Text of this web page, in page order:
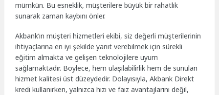
mümkün. Bu esneklik, müşterilere büyük bir rahatlık
sunarak zaman kaybını önler.
Akbank’ın müşteri hizmetleri ekibi, siz değerli müşterilerinin
ihtiyaçlarına en iyi şekilde yanıt verebilmek için sürekli
eğitim almakta ve gelişen teknolojilere uyum
sağlamaktadır. Böylece, hem ulaşılabilirlik hem de sunulan
hizmet kalitesi üst düzeydedir. Dolayısıyla, Akbank Direkt
kredi kullanırken, yalnızca hızı ve faiz avantajlarını değil,